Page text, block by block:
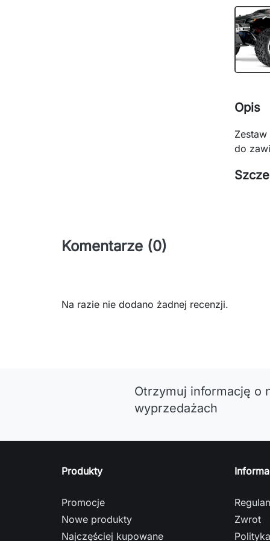
Opis
do
Komentarze (0)
Na razie nie dodano żadnej recenzji.
Otrzymuj informację o
wyprzedażach
Produkty
Promocje
Nowe produkty
Najczęściej kupowane
Zwrot